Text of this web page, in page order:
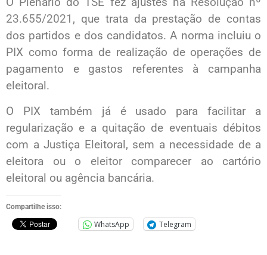
23.655/2021 , que trata da prestação de contas
dos partidos e dos candidatos. A norma incluiu o
PIX como forma de realização de operações de
pagamento e gastos referentes à campanha
eleitoral.
O PIX também já é usado para facilitar a
regularização e a quitação de eventuais débitos
com a Justiça Eleitoral, sem a necessidade de a
eleitora ou o eleitor comparecer ao cartório
eleitoral ou agência bancária.
Compartilhe isso:
WhatsApp Telegram